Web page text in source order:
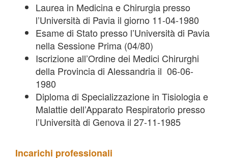
Laurea in Medicina e Chirurgia presso
l’Università di Pavia il giorno 11-04-1980
Esame di Stato presso l’Università di Pavia
nella Sessione Prima (04/80)
Iscrizione all’Ordine dei Medici Chirurghi
della Provincia di Alessandria il 06-06-
1980
Diploma di Specializzazione in Tisiologia e
Malattie dell’Apparato Respiratorio presso
l’Università di Genova il 27-11-1985
Incarichi professionali